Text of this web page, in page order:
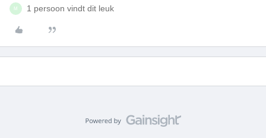
M 1 persoon vindt dit leuk